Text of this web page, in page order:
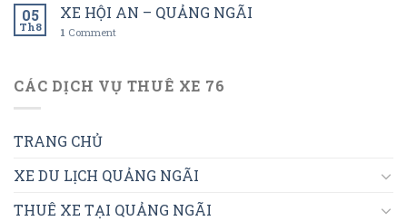
05
Th8
XE HỘI AN – QUẢNG NGÃI
1 Comment
CÁC DỊCH VỤ THUÊ XE 76
TRANG CHỦ
XE DU LỊCH QUẢNG NGÃI
THUÊ XE TẠI QUẢNG NGÃI